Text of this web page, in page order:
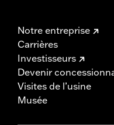
Notre entreprise
Carrières
Investisseurs
Devenir
Visites de l’usine
Musée